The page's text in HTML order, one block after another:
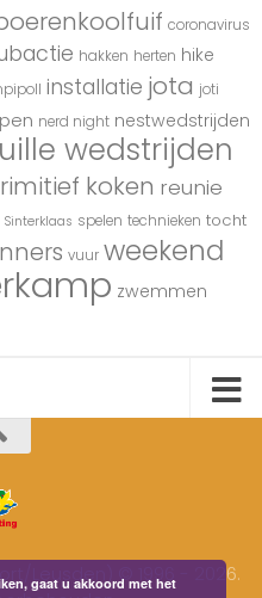
coronavirus
hakken herten hike
installatie jota joti
nerd night nestwedstrijden
wedstrijden
koken reunie
Sinterklaas spelen technieken tocht
vuur weekend
zwemmen
Leusden) © 1996 - 2026.
gaat u akkoord met het